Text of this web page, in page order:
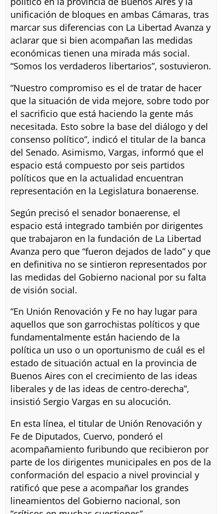
unificación de bloques en ambas Cámaras, tras
marcar sus diferencias con La Libertad Avanza y
aclarar que si bien acompañan las medidas
económicas tienen una mirada más social.
“Somos los verdaderos libertarios”, sostuvieron.
“Nuestro compromiso es el de tratar de hacer
que la situación de vida mejore, sobre todo por
el sacrificio que está haciendo la gente más
necesitada. Esto sobre la base del diálogo y del
consenso político”, indicó el titular de la banca
del Senado. Asimismo, Vargas, informó que el
espacio está compuesto por seis partidos
políticos que en la actualidad encuentran
representación en la Legislatura bonaerense.
Según precisó el senador bonaerense, el
espacio está integrado también por dirigentes
que trabajaron en la fundación de La Libertad
Avanza pero que “fueron dejados de lado” y que
en definitiva no se sintieron representados por
las medidas del Gobierno nacional por su falta
de visión social.
“En Unión Renovación y Fe no hay lugar para
aquellos que son garrochistas políticos y que
fundamentalmente están haciendo de la
política un uso o un oportunismo de cuál es el
estado de situación actual en la provincia de
Buenos Aires con el crecimiento de las ideas
liberales y de las ideas de centro-derecha”,
insistió Sergio Vargas en su alocución.
En esta línea, el titular de Unión Renovación y
Fe de Diputados, Cuervo, ponderó el
acompañamiento furibundo que recibieron por
parte de los dirigentes municipales en pos de la
conformación del espacio a nivel provincial y
ratificó que pese a acompañar los grandes
lineamientos del Gobierno nacional, son